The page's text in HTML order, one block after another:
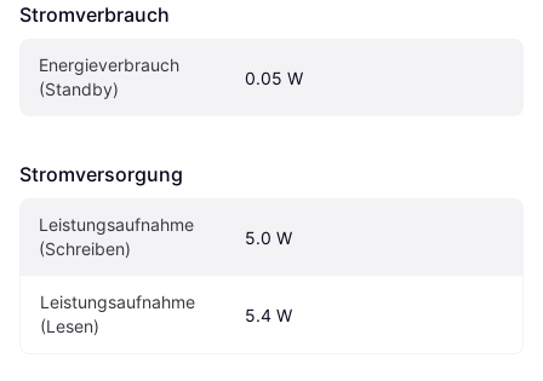
Stromverbrauch
Energieverbrauch
(Standby)
0.05 W
Stromversorgung
Leistungsaufnahme
(Schreiben)
5.0 W
Leistungsaufnahme
(Lesen)
5.4 W